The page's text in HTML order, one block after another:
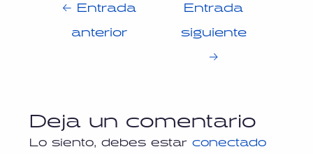
← Entrada
anterior
Entrada
siguiente
→
Deja un comentario
Lo siento, debes estar conectado